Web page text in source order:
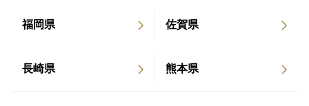
福岡県 佐賀県
長崎県 熊本県